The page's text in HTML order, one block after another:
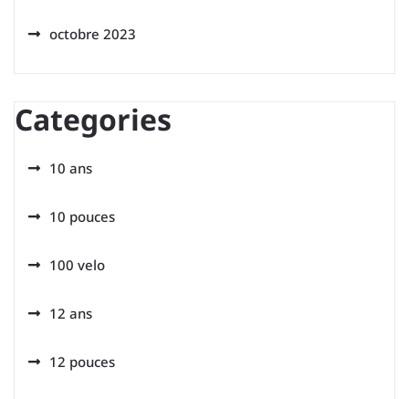
octobre 2023
Categories
10 ans
10 pouces
100 velo
12 ans
12 pouces